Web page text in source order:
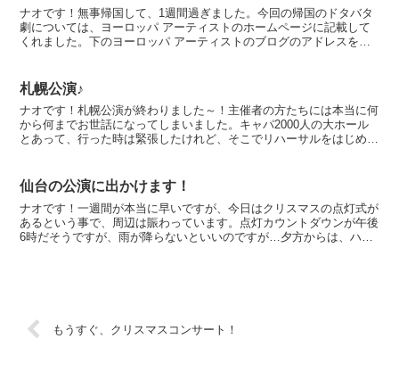
ナオです！無事帰国して、1週間過ぎました。今回の帰国のドタバタ
劇については、ヨーロッパ アーティストのホームページに記載して
くれました。下のヨーロッパ アーティストのブログのアドレスを記
札幌公演♪
ナオです！札幌公演が終わりました～！主催者の方たちには本当に何
から何までお世話になってしまいました。キャパ2000人の大ホール
とあって、行った時は緊張したけれど、そこでリハーサルをはじめた
仙台の公演に出かけます！
ナオです！一週間が本当に早いですが、今日はクリスマスの点灯式が
あるという事で、周辺は賑わっています。点灯カウントダウンが午後
6時だそうですが、雨が降らないといいのですが…夕方からは、ハン
もうすぐ、クリスマスコンサート！